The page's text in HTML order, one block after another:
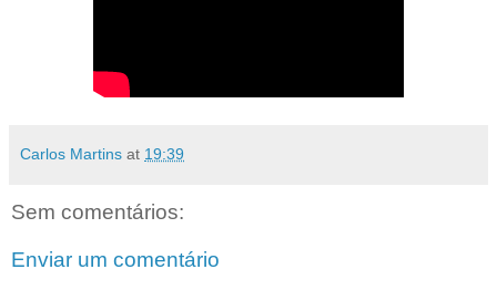
Carlos Martins at 19:39
Sem comentários:
Enviar um comentário